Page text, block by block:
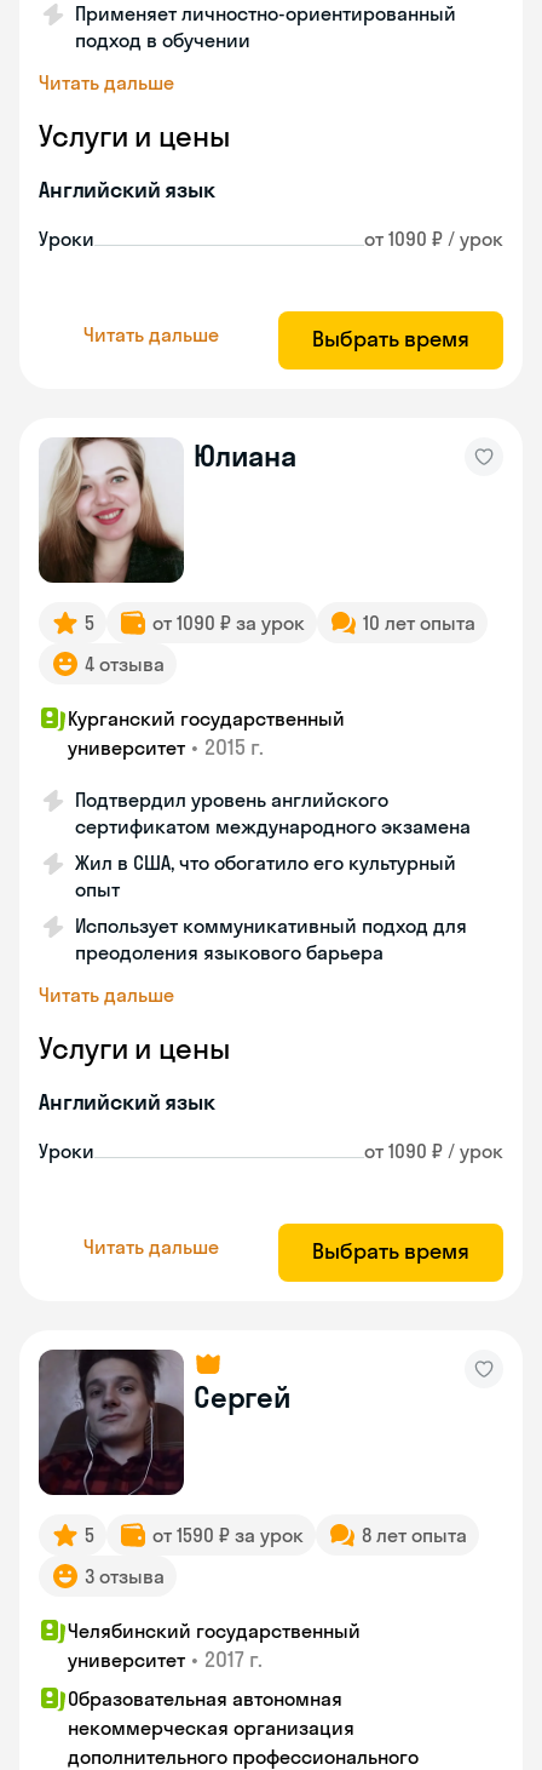
Применяет личностно-ориентированный
подход в обучении
Читать дальше
Услуги и цены
Английский язык
Уроки от 1090 ₽ / урок
Читать дальше Выбрать время
Юлиана
5 от 1090 ₽ за урок
10 лет опыта
4 отзыва
Курганский государственный
университет • 2015 г.
Подтвердил уровень английского
сертификатом международного экзамена
Жил в США, что обогатило его культурный
опыт
Использует коммуникативный подход для
преодоления языкового барьера
Читать дальше
Услуги и цены
Английский язык
Уроки от 1090 ₽ / урок
Читать дальше Выбрать время
Сергей
5 от 1590 ₽ за урок
8 лет опыта
3 отзыва
Челябинский государственный
университет • 2017 г.
Образовательная автономная
некоммерческая организация
дополнительного профессионального